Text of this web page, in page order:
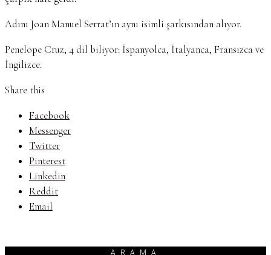
Adını Joan Manuel Serrat’ın aynı isimli şarkısından alıyor.
Penelope Cruz, 4 dil biliyor: İspanyolca, İtalyanca, Fransızca ve
İngilizce.
Share this
Facebook
Messenger
Twitter
Pinterest
Linkedin
Reddit
Email
ARAMA